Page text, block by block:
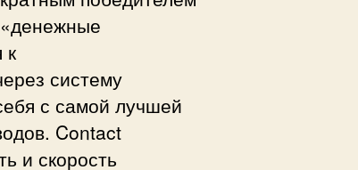
к
систему
с самой лучшей
Contact
и скорость